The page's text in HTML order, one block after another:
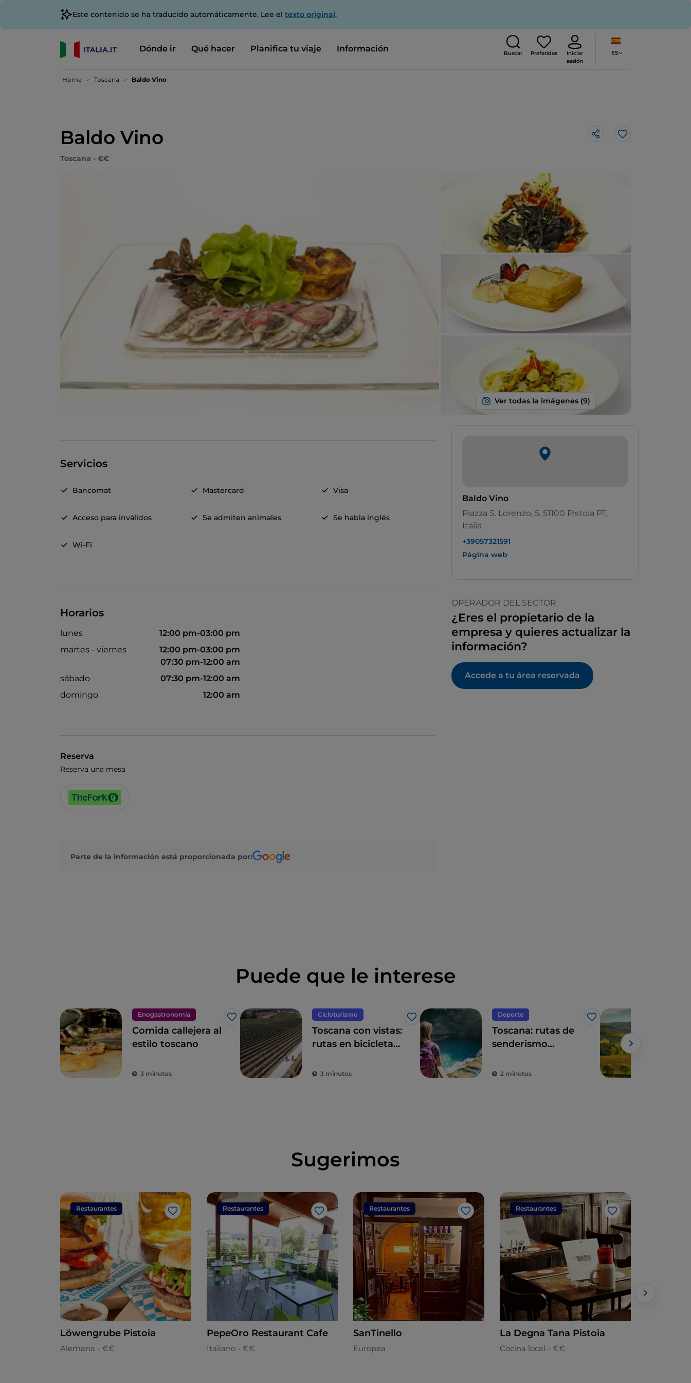
Este contenido se ha traducido automáticamente. Lee el texto original.
Dónde ir Qué hacer Planifica tu viaje Información Buscar Preferidos
Iniciar
sesión
ES
Home Toscana Baldo Vino
Baldo Vino Me gusta
Toscana - €€
Servicios
Bancomat Mastercard Visa
Acceso para inválidos Se admiten animales Se habla inglés
Wi-Fi
Horarios
lunes
12:00 pm-03:00 pm
martes - viernes
12:00 pm-03:00 pm
07:30 pm-12:00 am
sábado
07:30 pm-12:00 am
domingo
12:00 am
Reserva
Reserva una mesa
Parte de la información está proporcionada por:
Baldo Vino
Piazza S. Lorenzo, 5, 51100 Pistoia PT,
Italia
+39057321591
Página web
OPERADOR DEL SECTOR
¿Eres el propietario de la
empresa y quieres actualizar la
información?
Accede a tu área reservada
Puede que le interese
Enogastronomía
Me gusta
Comida callejera al
estilo toscano
3 minutos
Cicloturismo
Me gusta
Toscana con vistas:
rutas en bicicleta
impresionantes
3 minutos
Deporte
Me gusta
Toscana: rutas de
senderismo
2 minutos
Sugerimos
Restaurantes
Me gusta
Löwengrube Pistoia
Alemana - €€
Restaurantes
Me gusta
PepeOro Restaurant Cafe
Italiano - €€
Restaurantes
Me gusta
SanTinello
Europea
Restaurantes
Me gusta
La Degna Tana Pistoia
Cocina local - €€